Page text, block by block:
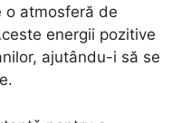
o atmosferă de
energii pozitive
ajutându-i să se